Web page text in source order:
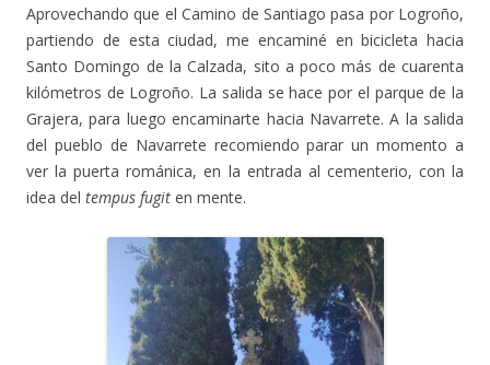
Aprovechando que el Camino de Santiago pasa por Logroño,
partiendo de esta ciudad, me encaminé en bicicleta hacia
Santo Domingo de la Calzada, sito a poco más de cuarenta
kilómetros de Logroño. La salida se hace por el parque de la
Grajera, para luego encaminarte hacia Navarrete. A la salida
del pueblo de Navarrete recomiendo parar un momento a
ver la puerta románica, en la entrada al cementerio, con la
idea del tempus fugit en mente.